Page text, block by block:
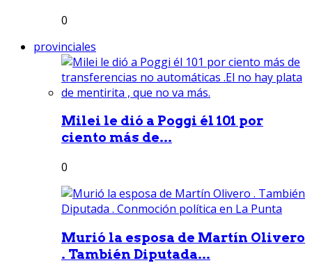
0
provinciales
Milei le dió a Poggi él 101 por
ciento más de...
0
Murió la esposa de Martín Olivero
. También Diputada...